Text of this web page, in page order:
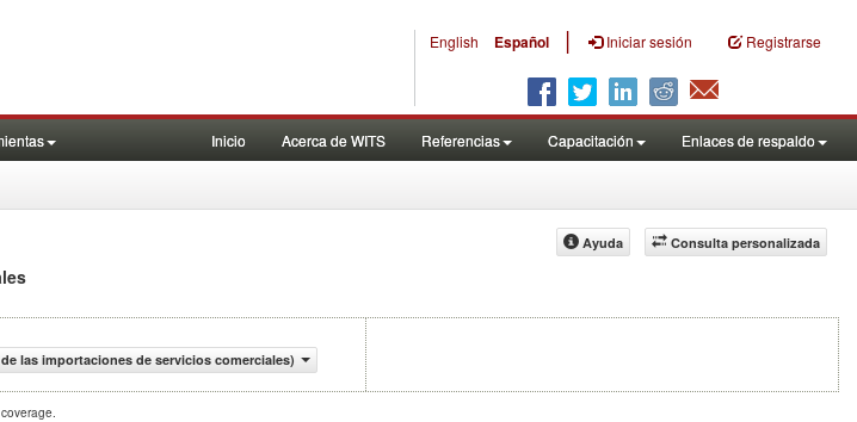
English Español | Iniciar sesión Registrarse
Inicio Acerca de WITS Referencias Capacitación Enlaces de respaldo
Consulta personalizada
Ayuda
las importaciones de servicios comerciales)